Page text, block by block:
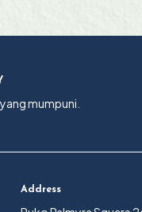
mumpuni.
Address